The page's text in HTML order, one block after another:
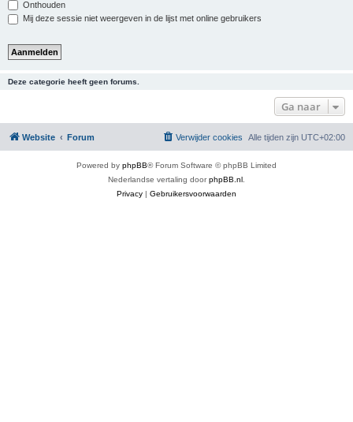
Onthouden
Mij deze sessie niet weergeven in de lijst met online gebruikers
Deze categorie heeft geen forums.
Ga naar
Website Forum Alle tijden zijn UTC+02:00
Verwijder cookies
Powered by phpBB® Forum Software © phpBB Limited
Nederlandse vertaling doorphpBB.nl
Privacy | Gebruikersvoorwaarden